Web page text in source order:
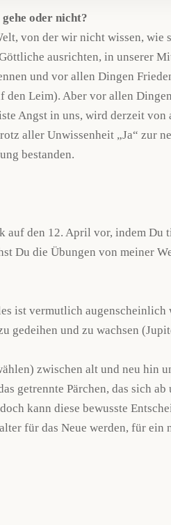
oder nicht?
von der wir nicht wissen, wie
ausrichten, in unserer
und vor allen Dingen
den Leim). Aber vor allen
Angst in uns, wird derzeit
aller Unwissenheit „Ja“ zur
bestanden.
den 12. April vor, indem Du
Du die Übungen von meiner
ist vermutlich
gedeihen und zu wachsen
zwischen alt und neu hin
getrennte Pärchen, das sich
kann diese bewusste
für das Neue werden, für